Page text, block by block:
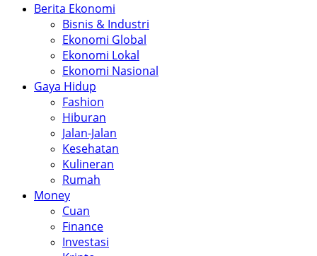
Berita Ekonomi
Bisnis & Industri
Ekonomi Global
Ekonomi Lokal
Ekonomi Nasional
Gaya Hidup
Fashion
Hiburan
Jalan-Jalan
Kesehatan
Kulineran
Rumah
Money
Cuan
Finance
Investasi